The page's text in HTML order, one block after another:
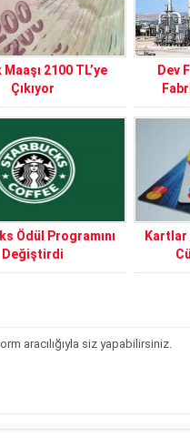
2100 TL’ye
Çıkıyor
Dev
Ödül Programını
Değiştirdi
Kartlar
aracılığıyla siz yapabilirsiniz.